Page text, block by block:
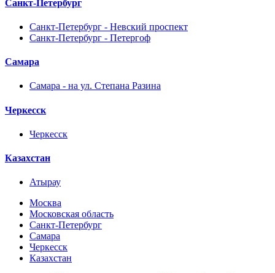
Санкт-Петербург
Санкт-Петербург - Невский проспект
Санкт-Петербург - Петергоф
Самара
Самара - на ул. Степана Разина
Черкесск
Черкесск
Казахстан
Атырау
Москва
Московская область
Санкт-Петербург
Самара
Черкесск
Казахстан